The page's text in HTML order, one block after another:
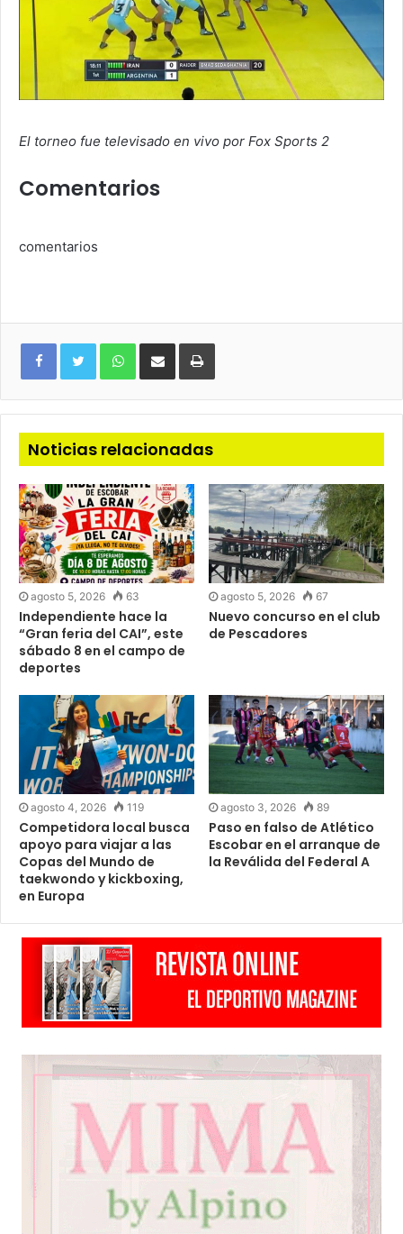
El torneo fue televisado en vivo por Fox Sports 2
Comentarios
comentarios
WhatsAppCompartir
mail
Imprimir
Noticias relacionadas
agosto 5, 2026 63
Independiente hace la
“Gran feria del CAI”, este
sábado 8 en el campo de
deportes
agosto 5, 2026 67
Nuevo concurso en el club
de Pescadores
agosto 4, 2026 119
Competidora local busca
apoyo para viajar a las
Copas del Mundo de
taekwondo y kickboxing,
en Europa
agosto 3, 2026 89
Paso en falso de Atlético
Escobar en el arranque de
la Reválida del Federal A